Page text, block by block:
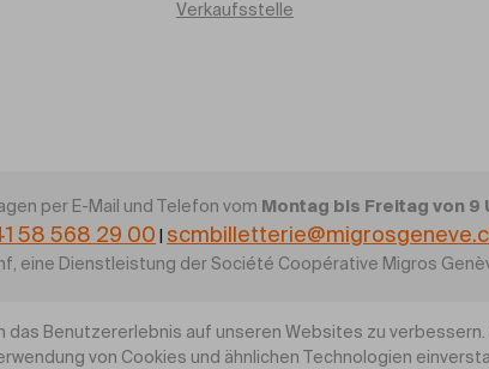
Verkaufsstelle
per E-Mail und Telefon vom Montag bis Freitag von 9
58 568 29 00
eine Dienstleistung der Société Coopérative Migros
das Benutzererlebnis auf unseren Websites zu
von Cookies und ähnlichen Technologien